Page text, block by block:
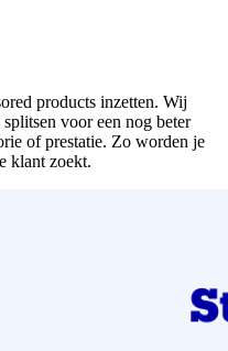
products inzetten. Wij
voor een nog beter
of prestatie. Zo worden je
klant zoekt.